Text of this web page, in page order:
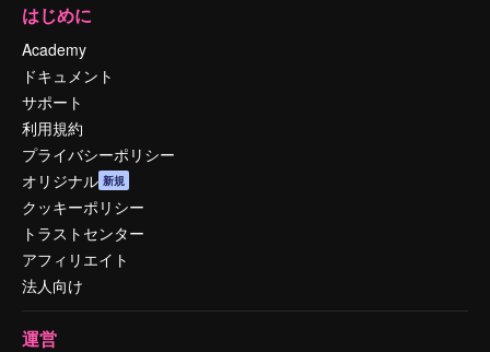
はじめに
Academy
ドキュメント
サポート
利用規約
プライバシーポリシー
オリジナル 新規
クッキーポリシー
トラストセンター
アフィリエイト
法人向け
運営